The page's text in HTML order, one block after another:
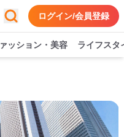
ログイン/会員登録
ッション・美容 ライフスタ